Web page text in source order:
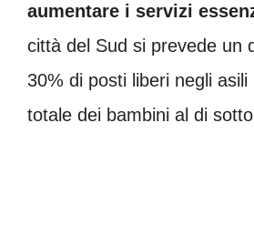
aumentare i servizi
città del Sud si prevede un
30% di posti liberi negli asili
totale dei bambini al di